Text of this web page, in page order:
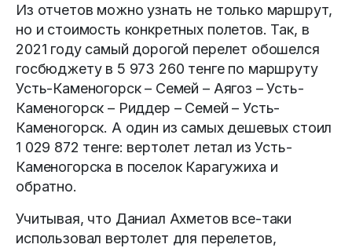
Из отчетов можно узнать не только маршрут,
но и стоимость конкретных полетов. Так, в
2021 году самый дорогой перелет обошелся
госбюджету в 5 973 260 тенге по маршруту
Усть-Каменогорск – Семей – Аягоз – Усть-
Каменогорск – Риддер – Семей – Усть-
Каменогорск. А один из самых дешевых стоил
1 029 872 тенге: вертолет летал из Усть-
Каменогорска в поселок Карагужиха и
обратно.
Учитывая, что Даниал Ахметов все-таки
использовал вертолет для перелетов,